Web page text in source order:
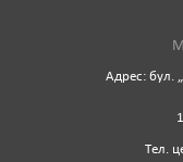
Адрес: бул.
Tел.